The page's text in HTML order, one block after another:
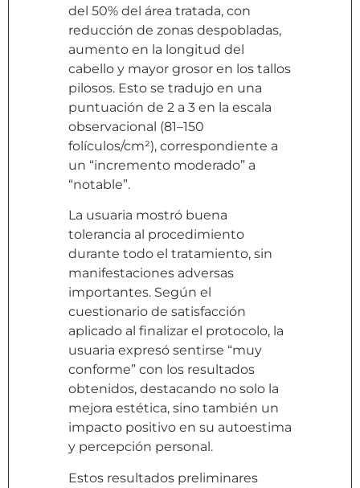
del 50% del área tratada, con
reducción de zonas despobladas,
aumento en la longitud del
cabello y mayor grosor en los tallos
pilosos. Esto se tradujo en una
puntuación de 2 a 3 en la escala
observacional (81–150
folículos/cm²), correspondiente a
un “incremento moderado” a
“notable”.
La usuaria mostró buena
tolerancia al procedimiento
durante todo el tratamiento, sin
manifestaciones adversas
importantes. Según el
cuestionario de satisfacción
aplicado al finalizar el protocolo, la
usuaria expresó sentirse “muy
conforme” con los resultados
obtenidos, destacando no solo la
mejora estética, sino también un
impacto positivo en su autoestima
y percepción personal.
Estos resultados preliminares